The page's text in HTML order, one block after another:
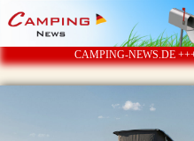
CAMPING-NEWS.DE +++